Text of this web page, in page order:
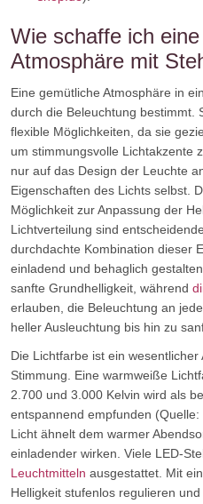
Wie schaffe ich
Atmosphäre mit
Eine gemütliche Atmosphäre in
durch die Beleuchtung bestimmt.
flexible Möglichkeiten, da sie
um stimmungsvolle Lichtakzente
nur auf das Design der Leuchte
Eigenschaften des Lichts selbst.
Möglichkeit zur Anpassung der
Lichtverteilung sind
durchdachte Kombination dieser
einladend und behaglich
sanfte Grundhelligkeit, während
erlauben, die Beleuchtung an
heller Ausleuchtung bis hin zu
Die Lichtfarbe ist ein
Stimmung. Eine warmweiße
2.700 und 3.000 Kelvin wird als
entspannend empfunden (Quelle:
Licht ähnelt dem warmer
einladender wirken. Viele LED-
Leuchtmitteln ausgestattet. Mit
Helligkeit stufenlos regulieren